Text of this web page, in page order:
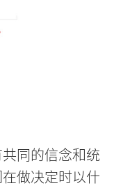
同的信念和统
做决定时以什